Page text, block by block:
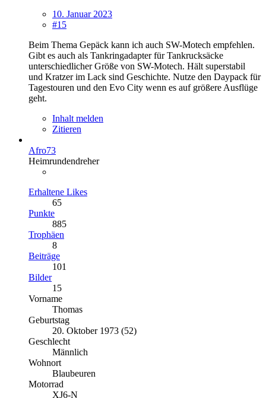
10. Januar 2023
#15
Beim Thema Gepäck kann ich auch SW-Motech empfehlen.
Gibt es auch als Tankringadapter für Tankrucksäcke
unterschiedlicher Größe von SW-Motech. Hält superstabil
und Kratzer im Lack sind Geschichte. Nutze den Daypack für
Tagestouren und den Evo City wenn es auf größere Ausflüge
geht.
Inhalt melden
Zitieren
Afro73
Heimrundendreher
Erhaltene Likes
65
Punkte
885
Trophäen
8
Beiträge
101
Bilder
15
Vorname
Thomas
Geburtstag
20. Oktober 1973 (52)
Geschlecht
Männlich
Wohnort
Blaubeuren
Motorrad
XJ6-N